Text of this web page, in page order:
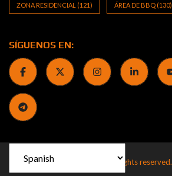
ZONA RESIDENCIAL (121) ÁREA DE BBQ (130)
SÍGUENOS EN:
2013 by J&J Real Estate CR. All rights reserved.